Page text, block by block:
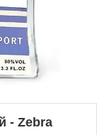
- Zebra